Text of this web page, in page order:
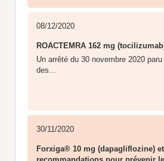
08/12/2020
ROACTEMRA 162 mg
Un arrêté du 30 novembre 2020
des...
30/11/2020
Forxiga® 10 mg (dapagliflozine)